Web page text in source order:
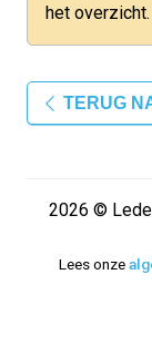
het overzicht.
TERUG
2026 ©
Lees onze